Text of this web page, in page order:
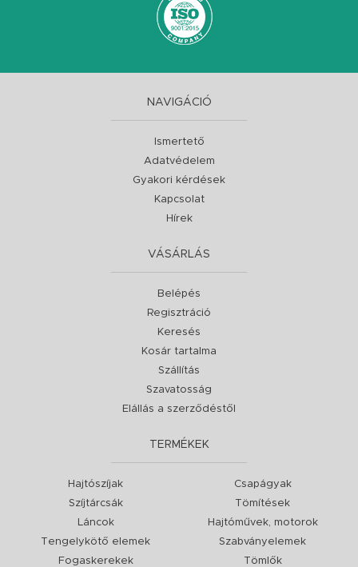
NAVIGÁCIÓ
Ismertető
Adatvédelem
Gyakori kérdések
Kapcsolat
Hírek
VÁSÁRLÁS
Belépés
Regisztráció
Keresés
Kosár tartalma
Szállítás
Szavatosság
Elállás a szerződéstől
TERMÉKEK
Hajtószíjak
Szíjtárcsák
Láncok
Tengelykötő elemek
Fogaskerekek
Csapágyak
Tömítések
Hajtóművek, motorok
Szabványelemek
Tömlők